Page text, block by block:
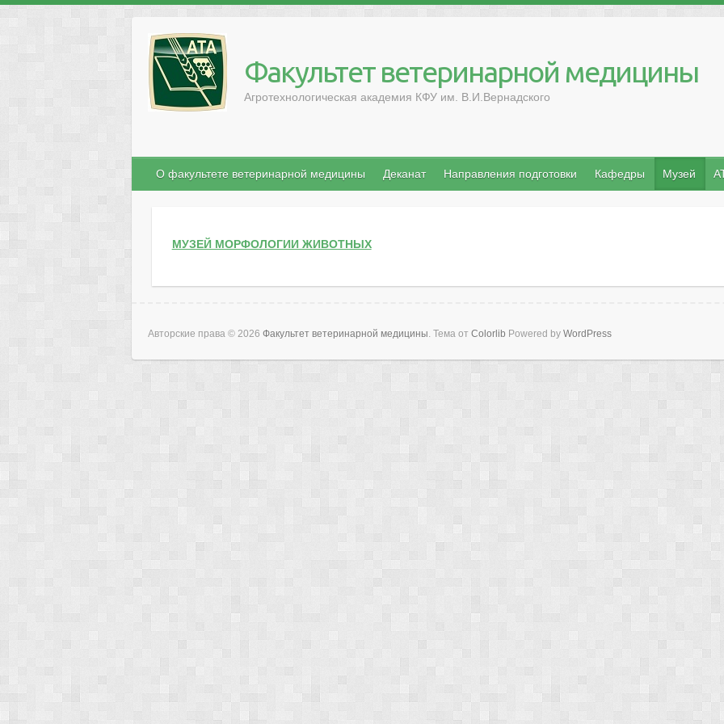
Факультет ветеринарной медицины
Агротехнологическая академия КФУ им. В.И.Вернадского
О факультете ветеринарной медицины Деканат Направления подготовки Кафедры Музей
МУЗЕЙ МОРФОЛОГИИ ЖИВОТНЫХ
Авторские права © 2026 Факультет ветеринарной медицины . Тема от Colorlib Powered by WordPress